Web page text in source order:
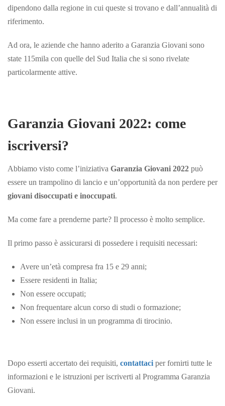
dipendono dalla regione in cui queste si trovano e dall’annualità di
riferimento.
Ad ora, le aziende che hanno aderito a Garanzia Giovani sono
state 115mila con quelle del Sud Italia che si sono rivelate
particolarmente attive.
Garanzia Giovani 2022: come
iscriversi?
Abbiamo visto come l’iniziativa Garanzia Giovani 2022 può
essere un trampolino di lancio e un’opportunità da non perdere per
giovani disoccupati e inoccupati.
Ma come fare a prenderne parte? Il processo è molto semplice.
Il primo passo è assicurarsi di possedere i requisiti necessari:
Avere un’età compresa fra 15 e 29 anni;
Essere residenti in Italia;
Non essere occupati;
Non frequentare alcun corso di studi o formazione;
Non essere inclusi in un programma di tirocinio.
Dopo esserti accertato dei requisiti, contattaci per fornirti tutte le
informazioni e le istruzioni per iscriverti al Programma Garanzia
Giovani.